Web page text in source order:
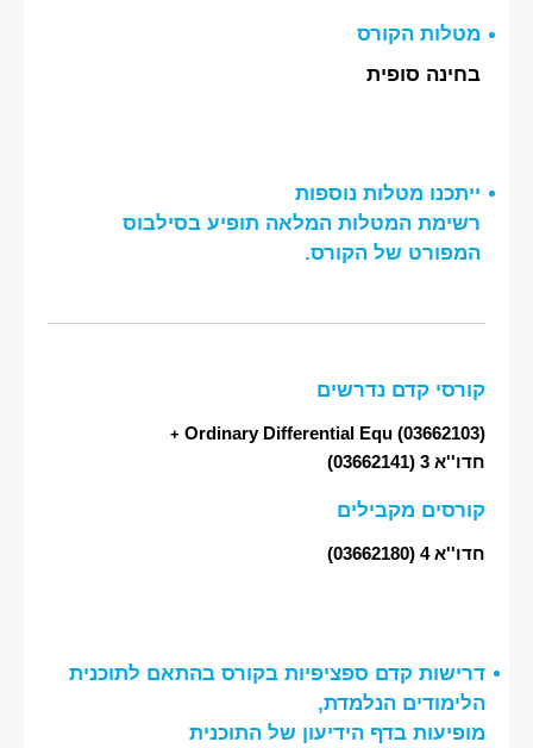
מטלות הקורס
בחינה סופית
ייתכנו מטלות נוספות
רשימת המטלות המלאה תופיע בסילבוס
המפורט של הקורס.
קורסי קדם נדרשים
Ordinary Differential Equ (03662103)
+
חדו''א 3 (03662141)
קורסים מקבילים
חדו''א 4 (03662180)
דרישות קדם ספציפיות בקורס בהתאם לתוכנית
הלימודים הנלמדת,
מופיעות בדף הידיעון של התוכנית